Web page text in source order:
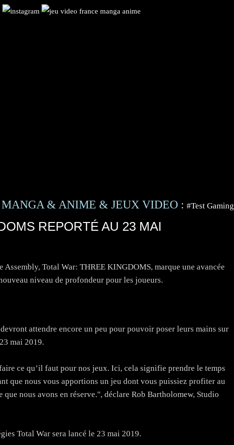
& ANIME & JEUX VIDEO : #Test Gaming
REPORTÉ AU 23 MAI
Total War: THREE KINGDOMS, marque une avancée
niveau de profondeur pour les joueurs.
attendre encore un peu pour pouvoir poser leurs mains sur
mai 2019.
ce qu’il faut pour nos jeux. Ici, cela signifie prendre le temps
que nous vous apportions un jeu dont vous puissiez profiter au
nous avons en réserve.", déclare Rob Bartholomew, Studio
Total War sera lancé le 23 mai 2019.